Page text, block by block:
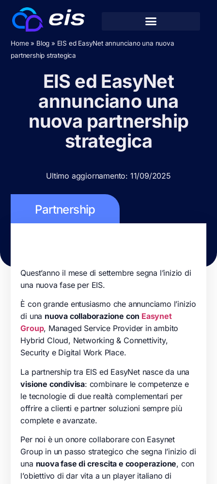
Home» Blog » EIS ed EasyNet annunciano una nuova
partnership strategica
EIS ed EasyNet
annunciano una
nuova partnership
strategica
Ultimo aggiornamento: 11/09/2025
Partnership
Quest’anno il mese di settembre segna l’inizio di
una nuova fase per EIS.
È con grande entusiasmo che annunciamo l’inizio
di una nuova collaborazione con Easynet
Group, Managed Service Provider in ambito
Hybrid Cloud, Networking & Connettivity,
Security e Digital Work Place.
La partnership tra EIS ed EasyNet nasce da una
visione condivisa: combinare le competenze e
le tecnologie di due realtà complementari per
offrire a clienti e partner soluzioni sempre più
complete e avanzate.
Per noi è un onore collaborare con Easynet
Group in un passo strategico che segna l’inizio di
una nuova fase di crescita e cooperazione, con
l’obiettivo di dar vita a un player italiano di